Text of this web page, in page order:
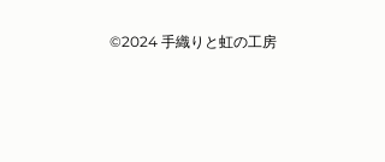
©2024手織りと虹の工房